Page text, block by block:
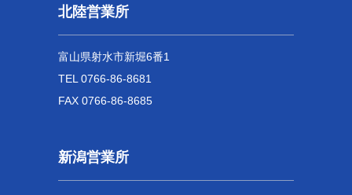
北陸営業所
富山県射水市新堀6番1
TEL 0766-86-8681
FAX 0766-86-8685
新潟営業所